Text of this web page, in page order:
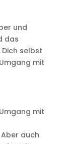
und
das
selbst
mit
mit
auch